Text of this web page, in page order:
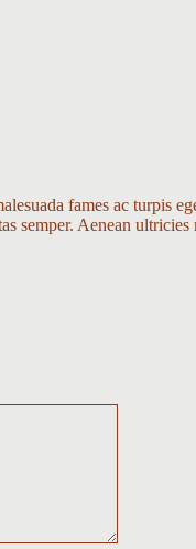
fames ac turpis
semper. Aenean